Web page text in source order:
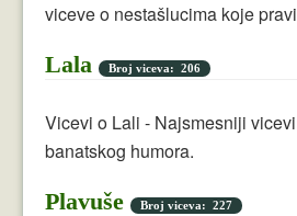
viceve o nestašlucima koje
Lala Broj viceva: 206
Vicevi o Lali - Najsmesniji
banatskog humora.
Plavuše Broj viceva: 227